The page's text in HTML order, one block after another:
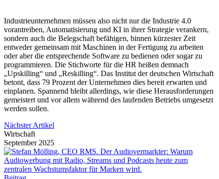
Industrieunternehmen müssen also nicht nur die Industrie 4.0
vorantreiben, Automatisierung und KI in ihrer Strategie verankern,
sondern auch die Belegschaft befähigen, binnen kürzester Zeit
entweder gemeinsam mit Maschinen in der Fertigung zu arbeiten
oder aber die entsprechende Software zu bedienen oder sogar zu
programmieren. Die Stichworte für die HR heißen demnach
„Upskilling“ und „Reskilling“. Das Institut der deutschen Wirtschaft
betont, dass 79 Prozent der Unternehmen dies bereit erwarten und
einplanen. Spannend bleibt allerdings, wie diese Herausforderungen
gemeistert und vor allem während des laufenden Betriebs umgesetzt
werden sollen.
Nächster Artikel
Wirtschaft
September 2025